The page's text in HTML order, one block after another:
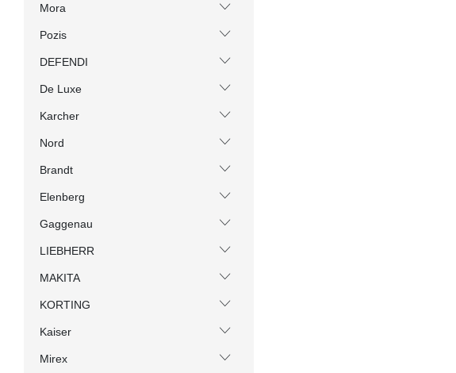
Mora
Pozis
DEFENDI
De Luxe
Karcher
Nord
Brandt
Elenberg
Gaggenau
LIEBHERR
MAKITA
KORTING
Kaiser
Mirex